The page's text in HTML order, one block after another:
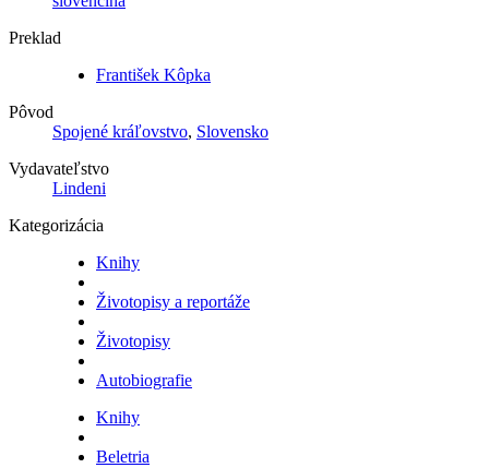
Preklad
František Kôpka
Pôvod
Spojené kráľovstvo, Slovensko
Vydavateľstvo
Lindeni
Kategorizácia
Knihy
Životopisy a reportáže
Životopisy
Autobiografie
Knihy
Beletria